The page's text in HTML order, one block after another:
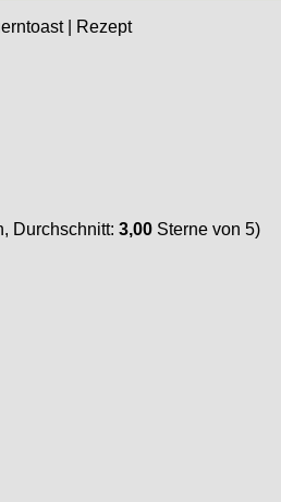
| Rezept
Durchschnitt: 3,00 Sterne von 5)